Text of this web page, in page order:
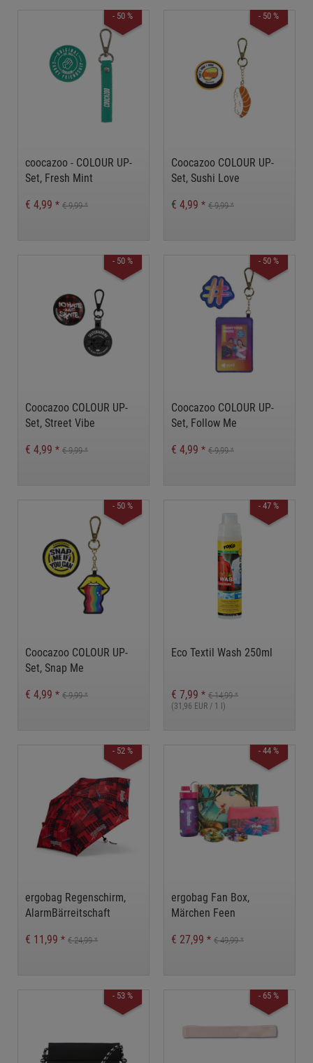
- 50 %
coocazoo - COLOUR UP-
Set, Fresh Mint
€ 4,99 * € 9,99*
- 50 %
Coocazoo COLOUR UP-
Set, Sushi Love
€ 4,99 * € 9,99*
- 50 %
Coocazoo COLOUR UP-
Set, Street Vibe
€ 4,99 * € 9,99*
- 50 %
Coocazoo COLOUR UP-
Set, Follow Me
€ 4,99 * € 9,99*
- 50 %
Coocazoo COLOUR UP-
Set, Snap Me
€ 4,99 * € 9,99*
- 47 %
Eco Textil Wash 250ml
€ 7,99 * € 14,99*
(31,96 EUR / 1 l)
- 52 %
ergobag Regenschirm,
AlarmBärreitschaft
€ 11,99 * € 24,99*
- 44 %
ergobag Fan Box,
Märchen Feen
€ 27,99 * € 49,99*
- 53 % - 65 %